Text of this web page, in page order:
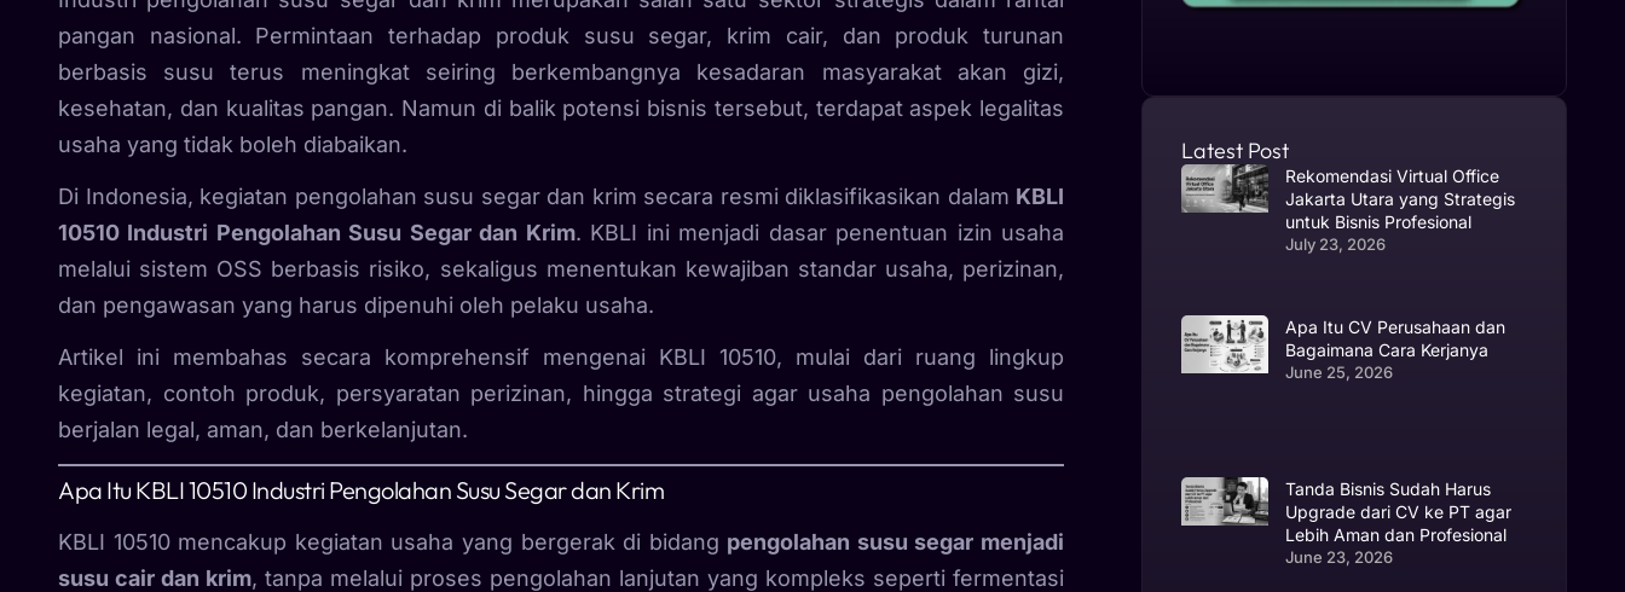
pangan nasional. Permintaan terhadap produk susu segar, krim cair, dan produk turunan
berbasis susu terus meningkat seiring berkembangnya kesadaran masyarakat akan gizi,
kesehatan, dan kualitas pangan. Namun di balik potensi bisnis tersebut, terdapat aspek legalitas
usaha yang tidak boleh diabaikan.
Di Indonesia, kegiatan pengolahan susu segar dan krim secara resmi diklasifikasikan dalam KBLI
10510 Industri Pengolahan Susu Segar dan Krim. KBLI ini menjadi dasar penentuan izin usaha
melalui sistem OSS berbasis risiko, sekaligus menentukan kewajiban standar usaha, perizinan,
dan pengawasan yang harus dipenuhi oleh pelaku usaha.
Artikel ini membahas secara komprehensif mengenai KBLI 10510, mulai dari ruang lingkup
kegiatan, contoh produk, persyaratan perizinan, hingga strategi agar usaha pengolahan susu
berjalan legal, aman, dan berkelanjutan.
Apa Itu KBLI 10510 Industri Pengolahan Susu Segar dan Krim
KBLI 10510 mencakup kegiatan usaha yang bergerak di bidang pengolahan susu segar menjadi
susu cair dan krim, tanpa melalui proses pengolahan lanjutan yang kompleks seperti fermentasi
Latest Post
Rekomendasi Virtual Office
Jakarta Utara yang Strategis
untuk Bisnis Profesional
July 23, 2026
Apa Itu CV Perusahaan dan
Bagaimana Cara Kerjanya
June 25, 2026
Tanda Bisnis Sudah Harus
Upgrade dari CV ke PT agar
Lebih Aman dan Profesional
June 23, 2026